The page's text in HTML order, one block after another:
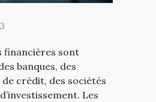
financières sont
banques, des
crédit, des sociétés
Les